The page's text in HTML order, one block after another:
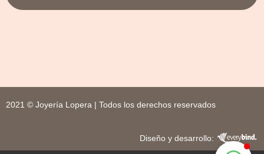
2021 © Joyería Lopera | Todos los derechos reservados
Diseño y desarrollo: